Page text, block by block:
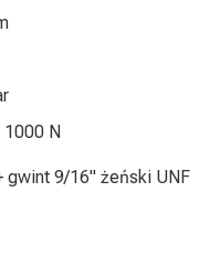
1000 N
gwint 9/16" żeński UNF